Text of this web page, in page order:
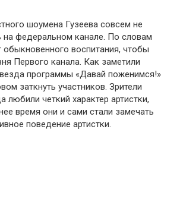
шоумена Гузеева совсем не
на федеральном канале. По словам
обыкновенного воспитания, чтобы
Первого канала. Как заметили
программы «Давай поженимся!»
заткнуть участников. Зрители
любили четкий характер артистки,
время они и сами стали замечать
поведение артистки.